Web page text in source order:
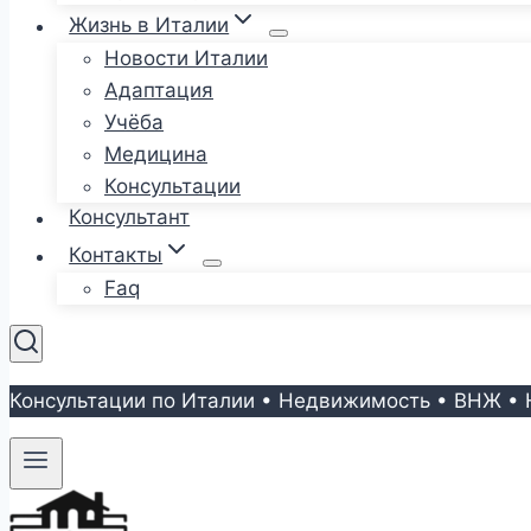
Жизнь в Италии
Новости Италии
Адаптация
Учёба
Медицина
Консультации
Консультант
Контакты
Faq
Консультации по Италии • Недвижимость • ВНЖ •